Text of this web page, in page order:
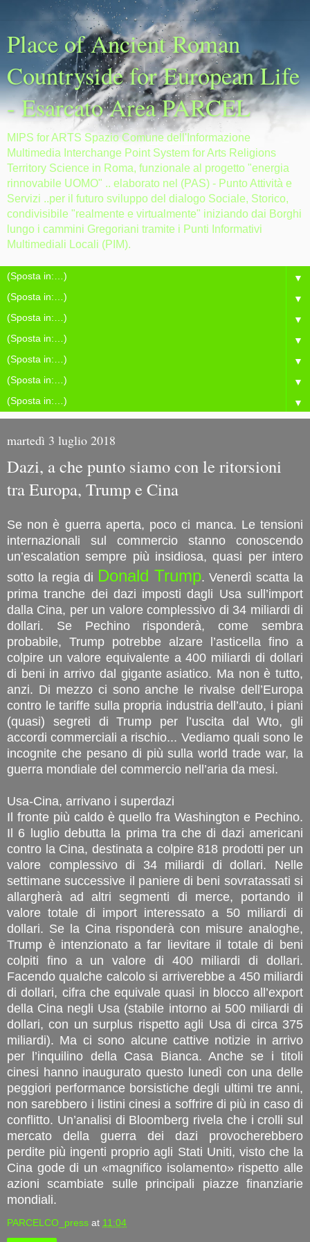
Place of Ancient Roman
Countryside for European Life
- Esarcato Area PARCEL
MIPS for ARTS Spazio Comune dell'Informazione
Multimedia Interchange Point System for Arts Religions
Territory Science in Roma, funzionale al progetto "energia
rinnovabile UOMO" .. elaborato nel (PAS) - Punto Attività e
Servizi ..per il futuro sviluppo del dialogo Sociale, Storico,
condivisibile "realmente e virtualmente" iniziando dai Borghi
lungo i cammini Gregoriani tramite i Punti Informativi
Multimediali Locali (PIM).
▼
▼
▼
▼
▼
▼
▼
martedì 3 luglio 2018
Dazi, a che punto siamo con le ritorsioni
tra Europa, Trump e Cina
Se non è guerra aperta, poco ci manca. Le tensioni
internazionali sul commercio stanno conoscendo
un’escalation sempre più insidiosa, quasi per intero
sotto la regia di Donald Trump. Venerdì scatta la
prima tranche dei dazi imposti dagli Usa sull’import
dalla Cina, per un valore complessivo di 34 miliardi di
dollari. Se Pechino risponderà, come sembra
probabile, Trump potrebbe alzare l’asticella fino a
colpire un valore equivalente a 400 miliardi di dollari
di beni in arrivo dal gigante asiatico. Ma non è tutto,
anzi. Di mezzo ci sono anche le rivalse dell’Europa
contro le tariffe sulla propria industria dell’auto, i piani
(quasi) segreti di Trump per l’uscita dal Wto, gli
accordi commerciali a rischio... Vediamo quali sono le
incognite che pesano di più sulla world trade war, la
guerra mondiale del commercio nell’aria da mesi.
Usa-Cina, arrivano i superdazi
Il fronte più caldo è quello fra Washington e Pechino.
Il 6 luglio debutta la prima tra che di dazi americani
contro la Cina, destinata a colpire 818 prodotti per un
valore complessivo di 34 miliardi di dollari. Nelle
settimane successive il paniere di beni sovratassati si
allargherà ad altri segmenti di merce, portando il
valore totale di import interessato a 50 miliardi di
dollari. Se la Cina risponderà con misure analoghe,
Trump è intenzionato a far lievitare il totale di beni
colpiti fino a un valore di 400 miliardi di dollari.
Facendo qualche calcolo si arriverebbe a 450 miliardi
di dollari, cifra che equivale quasi in blocco all’export
della Cina negli Usa (stabile intorno ai 500 miliardi di
dollari, con un surplus rispetto agli Usa di circa 375
miliardi). Ma ci sono alcune cattive notizie in arrivo
per l’inquilino della Casa Bianca. Anche se i titoli
cinesi hanno inaugurato questo lunedì con una delle
peggiori performance borsistiche degli ultimi tre anni,
non sarebbero i listini cinesi a soffrire di più in caso di
conflitto. Un’analisi di Bloomberg rivela che i crolli sul
mercato della guerra dei dazi provocherebbero
perdite più ingenti proprio agli Stati Uniti, visto che la
Cina gode di un «magnifico isolamento» rispetto alle
azioni scambiate sulle principali piazze finanziarie
mondiali.
PARCELCO_press at 11:04